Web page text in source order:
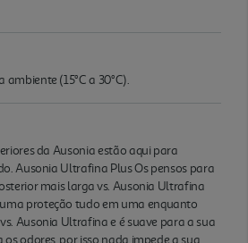
(15°C a 30°C).
da Ausonia estão aqui para
Ausonia Ultrafina Plus Os pensos para
mais larga vs. Ausonia Ultrafina
proteção tudo em uma enquanto
Ausonia Ultrafina e é suave para a sua
odores, por isso nada impede a sua